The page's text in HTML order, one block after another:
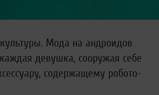
Мода на андроидов
девушка, сооружая себе
содержащему робото-